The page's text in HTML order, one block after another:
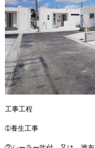
工事工程
➀養生工事